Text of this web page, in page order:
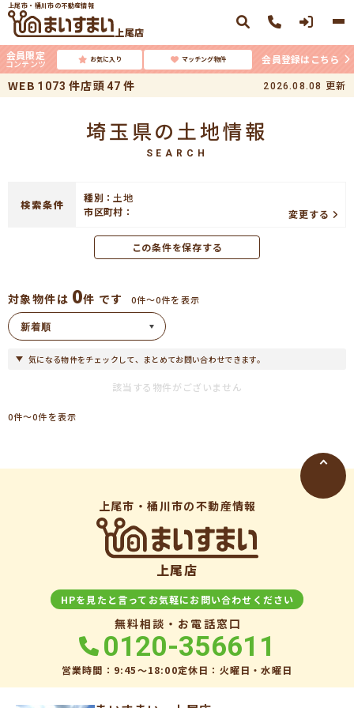
上尾市・桶川市の不動産情報
上尾店
会員限定
コンテンツ お気に入り マッチング物件 会員登録はこちら
WEB 1073 件店頭47 件 2026.08.08 更新
埼玉県の土地情報
SEARCH
検索条件
種別： 土地
市区町村：
変更する
この条件を保存する
対象物件は 0件 です 0件〜0件を表示
気になる物件をチェックして、まとめてお問い合わせできます。
該当する物件がございません
0件〜0件を表示
上尾市・桶川市の不動産情報
上尾店
HPを見たと言ってお気軽にお問い合わせください
無料相談・お電話窓口
0120-356611
営業時間：9:45〜18:00定休日：火曜日・水曜日